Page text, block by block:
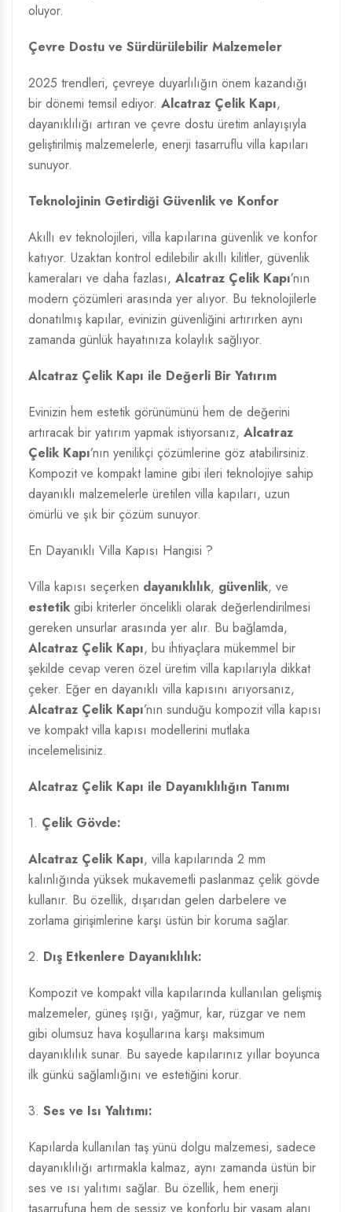
oluyor.
Çevre Dostu ve Sürdürülebilir Malzemeler
2025 trendleri, çevreye duyarlılığın önem kazandığı
bir dönemi temsil ediyor. Alcatraz Çelik Kapı,
dayanıklılığı artıran ve çevre dostu üretim anlayışıyla
geliştirilmiş malzemelerle, enerji tasarruflu villa kapıları
sunuyor.
Teknolojinin Getirdiği Güvenlik ve Konfor
Akıllı ev teknolojileri, villa kapılarına güvenlik ve konfor
katıyor. Uzaktan kontrol edilebilir akıllı kilitler, güvenlik
kameraları ve daha fazlası, Alcatraz Çelik Kapı’nın
modern çözümleri arasında yer alıyor. Bu teknolojilerle
donatılmış kapılar, evinizin güvenliğini artırırken aynı
zamanda günlük hayatınıza kolaylık sağlıyor.
Alcatraz Çelik Kapı ile Değerli Bir Yatırım
Evinizin hem estetik görünümünü hem de değerini
artıracak bir yatırım yapmak istiyorsanız, Alcatraz
Çelik Kapı’nın yenilikçi çözümlerine göz atabilirsiniz.
Kompozit ve kompakt lamine gibi ileri teknolojiye sahip
dayanıklı malzemelerle üretilen villa kapıları, uzun
ömürlü ve şık bir çözüm sunuyor.
En Dayanıklı Villa Kapısı Hangisi ?
Villa kapısı seçerken dayanıklılık, güvenlik, ve
estetik gibi kriterler öncelikli olarak değerlendirilmesi
gereken unsurlar arasında yer alır. Bu bağlamda,
Alcatraz Çelik Kapı, bu ihtiyaçlara mükemmel bir
şekilde cevap veren özel üretim villa kapılarıyla dikkat
çeker. Eğer en dayanıklı villa kapısını arıyorsanız,
Alcatraz Çelik Kapı’nın sunduğu kompozit villa kapısı
ve kompakt villa kapısı modellerini mutlaka
incelemelisiniz.
Alcatraz Çelik Kapı ile Dayanıklılığın Tanımı
1. Çelik Gövde:
Alcatraz Çelik Kapı, villa kapılarında 2 mm
kalınlığında yüksek mukavemetli paslanmaz çelik gövde
kullanır. Bu özellik, dışarıdan gelen darbelere ve
zorlama girişimlerine karşı üstün bir koruma sağlar.
2. Dış Etkenlere Dayanıklılık:
Kompozit ve kompakt villa kapılarında kullanılan gelişmiş
malzemeler, güneş ışığı, yağmur, kar, rüzgar ve nem
gibi olumsuz hava koşullarına karşı maksimum
dayanıklılık sunar. Bu sayede kapılarınız yıllar boyunca
ilk günkü sağlamlığını ve estetiğini korur.
3. Ses ve Isı Yalıtımı:
Kapılarda kullanılan taş yünü dolgu malzemesi, sadece
dayanıklılığı artırmakla kalmaz, aynı zamanda üstün bir
ses ve ısı yalıtımı sağlar. Bu özellik, hem enerji
tasarrufuna hem de sessiz ve konforlu bir yaşam alanı